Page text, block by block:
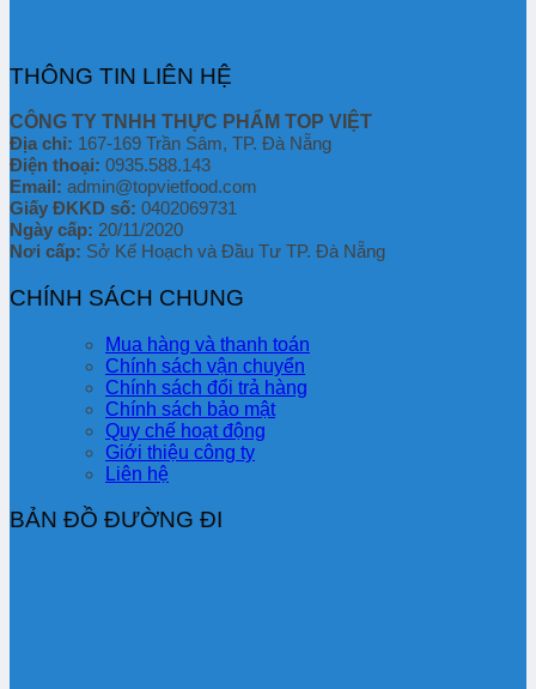
THÔNG TIN LIÊN HỆ
CÔNG TY TNHH THỰC PHẨM TOP VIỆT
Địa chỉ: 167-169 Trần Sâm, TP. Đà Nẵng
Điện thoại: 0935.588.143
Email: admin@topvietfood.com
Giấy ĐKKD số: 0402069731
Ngày cấp: 20/11/2020
Nơi cấp: Sở Kế Hoạch và Đầu Tư TP. Đà Nẵng
CHÍNH SÁCH CHUNG
Mua hàng và thanh toán
Chính sách vận chuyển
Chính sách đổi trả hàng
Chính sách bảo mật
Quy chế hoạt động
Giới thiệu công ty
Liên hệ
BẢN ĐỒ ĐƯỜNG ĐI